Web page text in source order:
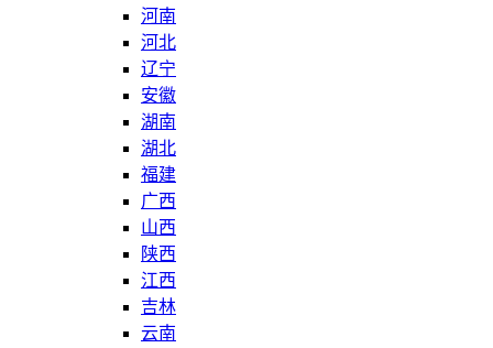
河南
河北
辽宁
安徽
湖南
湖北
福建
广西
山西
陕西
江西
吉林
云南